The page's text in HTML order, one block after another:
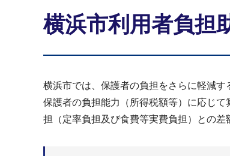
横浜市利用者負担
横浜市では、保護者の負担をさらに軽減す
保護者の負担能力（所得税額等）に応じて
担（定率負担及び食費等実費負担）との差